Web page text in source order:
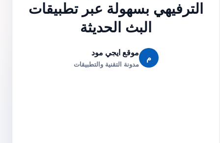
الترفيهي بسهولة عبر تطبيقات
البث الحديثة
م
موقع ايجي مود
مدونة التقنية والتطبيقات